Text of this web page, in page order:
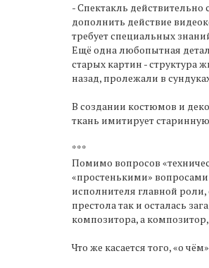
- Спектакль
дополнить действие
требует специальных
Ещё одна любопытная
старых картин - структура
назад, пролежали в
В создании костюмов и
ткань имитирует
***
Помимо вопросов
«простенькими»
исполнителя главной
престола так и осталась
композитора, а
Что же касается того, «о